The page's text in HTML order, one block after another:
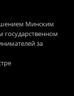
Минским
государственном
за